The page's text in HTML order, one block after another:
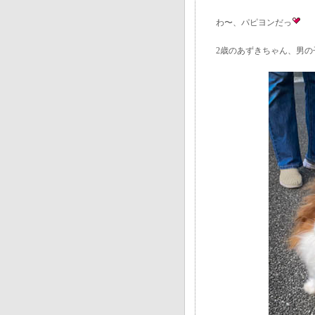
わ〜、パピヨンだっ
2歳のあずきちゃん、男の